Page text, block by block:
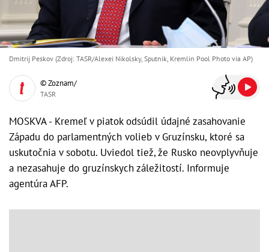
Dmitrij Peskov (Zdroj: TASR/Alexei Nikolsky, Sputnik, Kremlin Pool Photo via AP)
© Zoznam/
TASR
MOSKVA - Kremeľ v piatok odsúdil údajné zasahovanie
Západu do parlamentných volieb v Gruzínsku, ktoré sa
uskutočnia v sobotu. Uviedol tiež, že Rusko neovplyvňuje
a nezasahuje do gruzínskych záležitostí. Informuje
agentúra AFP.